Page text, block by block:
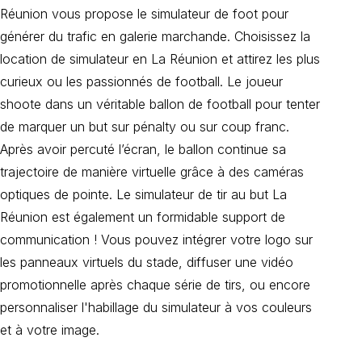
Réunion vous propose le simulateur de foot pour
générer du trafic en galerie marchande. Choisissez la
location de simulateur en La Réunion et attirez les plus
curieux ou les passionnés de football. Le joueur
shoote dans un véritable ballon de football pour tenter
de marquer un but sur pénalty ou sur coup franc.
Après avoir percuté l’écran, le ballon continue sa
trajectoire de manière virtuelle grâce à des caméras
optiques de pointe. Le simulateur de tir au but La
Réunion est également un formidable support de
communication ! Vous pouvez intégrer votre logo sur
les panneaux virtuels du stade, diffuser une vidéo
promotionnelle après chaque série de tirs, ou encore
personnaliser l'habillage du simulateur à vos couleurs
et à votre image.